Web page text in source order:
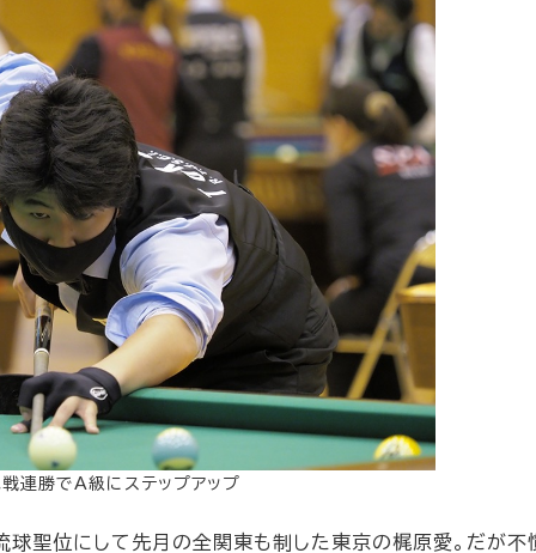
連勝でA級にステップアップ
聖位にして先月の全関東も制した東京の梶原愛。だが不